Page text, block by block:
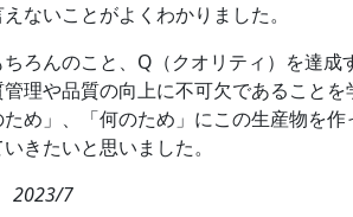
ないことがよくわかりました。
ろんのこと、Q（クオリティ）を達
理や品質の向上に不可欠であること
め」、「何のため」にこの生産物を
きたいと思いました。
2023/7